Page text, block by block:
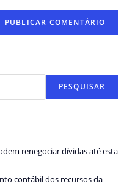
PESQUISAR
renegociar dívidas até esta
contábil dos recursos da